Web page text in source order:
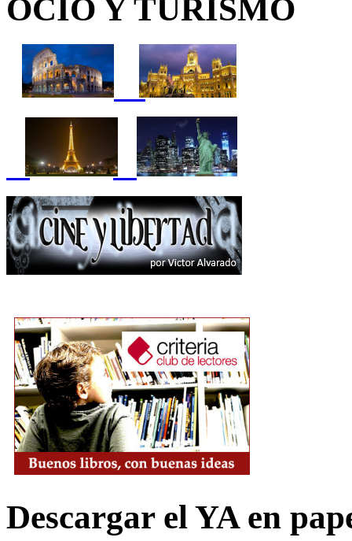
OCIO Y TURISMO
Descargar el YA en